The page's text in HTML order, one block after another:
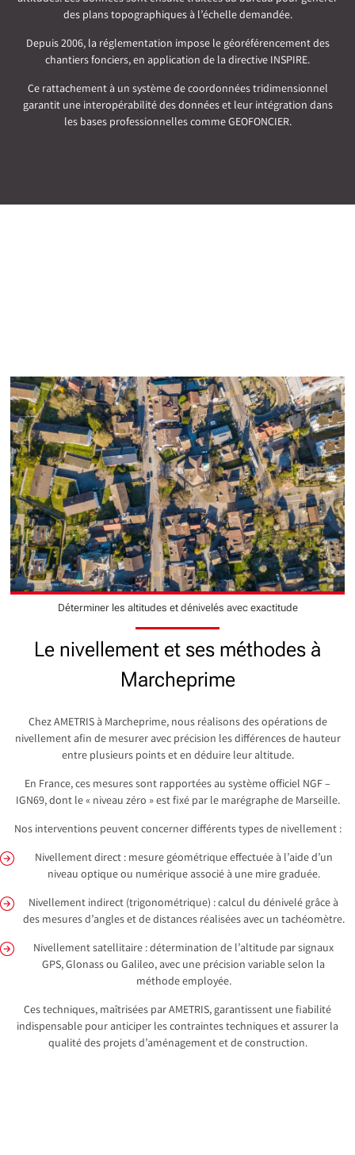
des plans topographiques à l’échelle demandée.
Depuis 2006, la réglementation impose le géoréférencement des
chantiers fonciers, en application de la directive INSPIRE.
Ce rattachement à un système de coordonnées tridimensionnel
garantit une interopérabilité des données et leur intégration dans
les bases professionnelles comme GEOFONCIER.
Déterminer les altitudes et dénivelés avec exactitude
Le nivellement et ses méthodes à
Marcheprime
Chez AMETRIS à Marcheprime, nous réalisons des opérations de
nivellement afin de mesurer avec précision les différences de hauteur
entre plusieurs points et en déduire leur altitude.
En France, ces mesures sont rapportées au système officiel NGF –
IGN69, dont le « niveau zéro » est fixé par le marégraphe de Marseille.
Nos interventions peuvent concerner différents types de nivellement :
Nivellement direct : mesure géométrique effectuée à l’aide d’un
niveau optique ou numérique associé à une mire graduée.
Nivellement indirect (trigonométrique) : calcul du dénivelé grâce à
des mesures d’angles et de distances réalisées avec un tachéomètre.
Nivellement satellitaire : détermination de l’altitude par signaux
GPS, Glonass ou Galileo, avec une précision variable selon la
méthode employée.
Ces techniques, maîtrisées par AMETRIS, garantissent une fiabilité
indispensable pour anticiper les contraintes techniques et assurer la
qualité des projets d’aménagement et de construction.